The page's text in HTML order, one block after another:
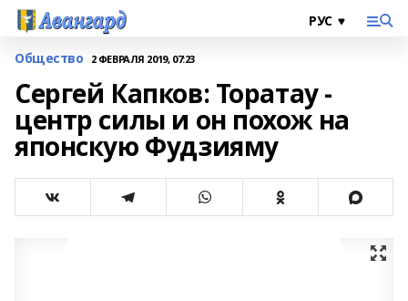
Общество 2 ФЕВРАЛЯ 2019, 07:23
Сергей Капков: Торатау -
центр силы и он похож на
японскую Фудзияму